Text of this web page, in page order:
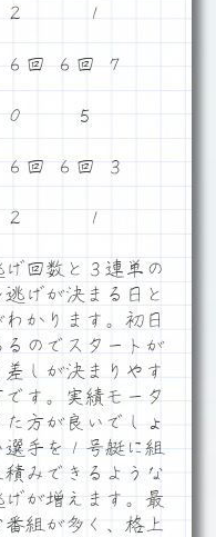
２ １
回 ６回 ７
０ ５
回 ６回 ３
２ １
回数と３連単の
げが決まる日と
かります。初日
るのでスタートが
しが決まりやす
す。実績モータ
方が良いでしょ
手を１号艇に組
みできるような
が増えます。最
組が多く、格上